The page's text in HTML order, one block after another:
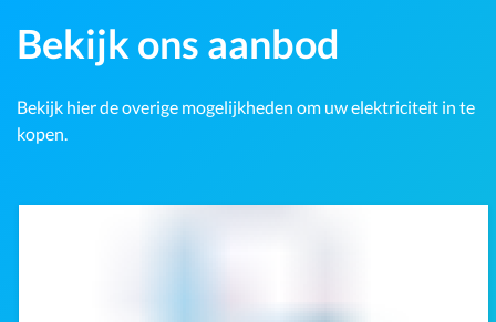
Bekijk ons aanbod
Bekijk hier de overige mogelijkheden om uw elektriciteit in te
kopen.